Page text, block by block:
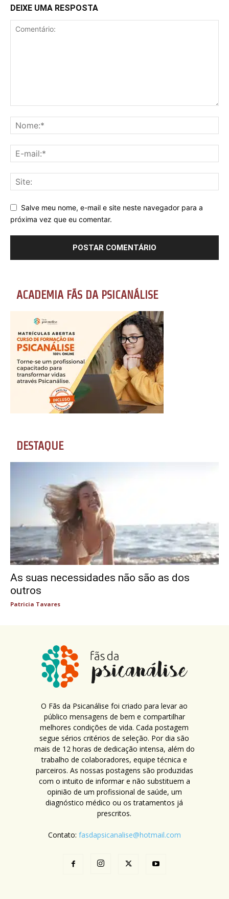
DEIXE UMA RESPOSTA
Salve meu nome, e-mail e site neste navegador para a
próxima vez que eu comentar.
ACADEMIA FÃS DA PSICANÁLISE
DESTAQUE
As suas necessidades não são as dos
outros
Patricia Tavares
O Fãs da Psicanálise foi criado para levar ao
público mensagens de bem e compartilhar
melhores condições de vida. Cada postagem
segue sérios critérios de seleção. Por dia são
mais de 12 horas de dedicação intensa, além do
trabalho de colaboradores, equipe técnica e
parceiros. As nossas postagens são produzidas
com o intuito de informar e não substituem a
opinião de um profissional de saúde, um
diagnóstico médico ou os tratamentos já
prescritos.
Contato: fasdapsicanalise@hotmail.com